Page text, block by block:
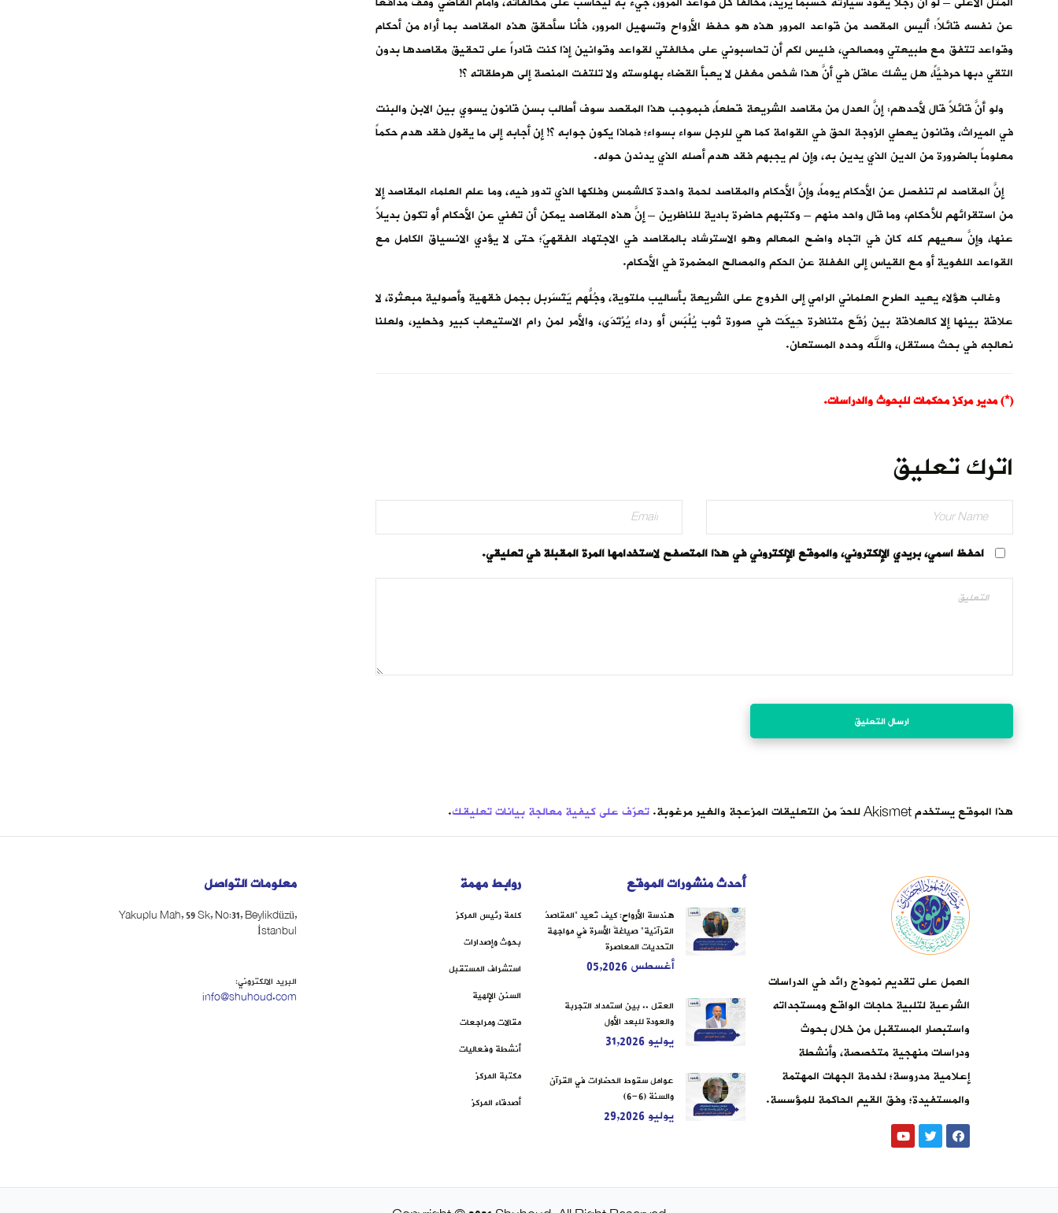
عن نفسه قائلاً: أليس المقصد من قواعد المرور هذه هو حفظ الأرواح وتسهيل المرور، فأنا سأحقق هذه المقاصد بما أراه من أحكام
وقواعد تتفق مع طبيعتي ومصالحي، فليس لكم أن تحاسبوني على مخالفتي لقواعد وقوانين إذا كنت قادراً على تحقيق مقاصدها بدون
التقي دبها حرفيَّاً، هل يشك عاقل في أنَّ هذا شخص مغفل لا يعبأ القضاء بهلوسته ولا تلتفت المنصة إلى هرطقاته ؟!
ولو أنَّ قائلاً قال لأحدهم: إنَّ العدل من مقاصد الشريعة قطعاً، فبموجب هذا المقصد سوف أطالب بسن قانون يسوي بين الابن والبنت
في الميراث، وقانون يعطي الزوجة الحق في القوامة كما هي للرجل سواء بسواء؛ فماذا يكون جوابه ؟! إن أجابه إلى ما يقول فقد هدم حكماً
معلوماً بالضرورة من الدين الذي يدين به، وإن لم يجبهم فقد هدم أصله الذي يدندن حوله.
إنَّ المقاصد لم تنفصل عن الأحكام يوماً، وإنَّ الأحكام والمقاصد لحمة واحدة كالشمس وفلكها الذي تدور فيه، وما علم العلماء المقاصد إلا
من استقرائهم للأحكام، وما قال واحد منهم – وكتبهم حاضرة بادية للناظرين – إنَّ هذه المقاصد يمكن أن تغني عن الأحكام أو تكون بديلاً
عنها، وإنَّ سعيهم كله كان في اتجاه واضح المعالم وهو الاسترشاد بالمقاصد في الاجتهاد الفقهيّ؛ حتى لا يؤدي الانسياق الكامل مع
القواعد اللغوية أو مع القياس إلى الغفلة عن الحكم والمصالح المضمرة في الأحكام.
وغالب هؤلاء يعيد الطرح العلماني الرامي إلى الخروج على الشريعة بأساليب ملتوية، وجُلُّهم يَتَسَربل بجمل فقهية وأصولية مبعثرة، لا
علاقة بينها إلا كالعلاقة بين رُقَع متنافرة حِيكَت في صورة ثوب يُلْبَس أو رداء يُرْتَدَى، والأمر لمن رام الاستيعاب كبير وخطير، ولعلنا
نعالجه في بحث مستقل، والله وحده المستعان.
(*) مدير مركز محكمات للبحوث والدراسات.
اترك تعليق
احفظ اسمي، بريدي الإلكتروني، والموقع الإلكتروني في هذا المتصفح لاستخدامها المرة المقبلة في تعليقي.
هذا الموقع يستخدم Akismet للحدّ من التعليقات المزعجة والغير مرغوبة. تعرّف على كيفية معالجة بيانات تعليقك.
العمل على تقديم نموذج رائد في الدراسات
الشرعية لتلبية حاجات الواقع ومستجداته
واستبصار المستقبل من خلال بحوث
ودراسات منهجية متخصصة، وأنشطة
إعلامية مدروسة؛ لخدمة الجهات المهتمة
والمستفيدة؛ وفق القيم الحاكمة للمؤسسة.
أحدث منشورات الموقع
هندسة الأرواح: كيف تُعيد “المقاصدُ
القرآنية” صياغةَ الأسرة في مواجهة
التحديات المعاصرة
أغسطس 05,2026
العقل .. بين استمداد التجربة
والعودة للبعد الأول
يوليو 31,2026
عوامل سقوط الحضارات في القرآن
والسنة (6-6)
يوليو 29,2026
روابط مهمة
كلمة رئيس المركز
بحوث وإصدارات
استشراف المستقبل
السنن الإلهية
مقالات ومراجعات
أنشطة وفعاليات
مكتبة المركز
أصدقاء المركز
معلومات التواصل
Yakuplu Mah, 59 Sk, No:31, Beylikdüzü,
İstanbul
البريد الالكتروني:
info@shuhoud.com